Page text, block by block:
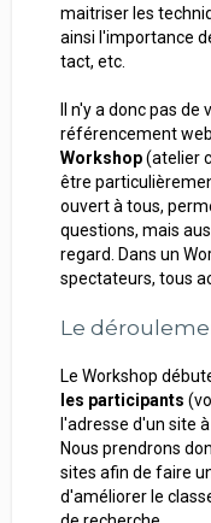
maitriser les
ainsi l'importance
tact, etc.
Il n'y a donc pas de
référencement
Workshop(atelier
être
ouvert à tous,
questions, mais
regard. Dans un
spectateurs, tous
Le
Le Workshop
les participants
l'adresse d'un site à
Nous prendrons
sites afin de faire
d'améliorer le